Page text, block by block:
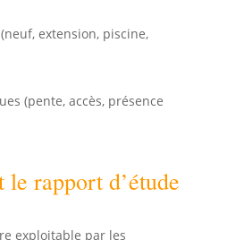
extension, piscine,
(pente, accès, présence
le rapport d’étude
exploitable par les